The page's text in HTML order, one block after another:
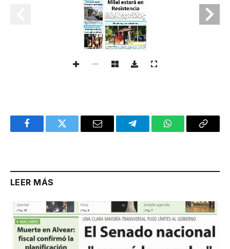
FacebookTwitter Email TelegramWhatsAppCopy
LEER MÁS